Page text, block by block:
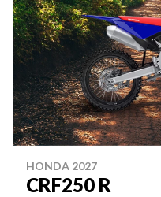
HONDA 2027
CRF250 R